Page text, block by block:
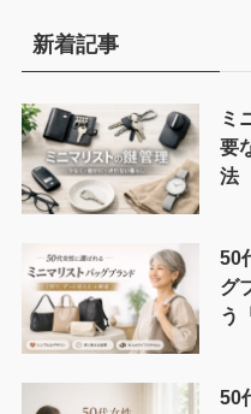
新着記事
ミ
要
法
50
グ
う
50